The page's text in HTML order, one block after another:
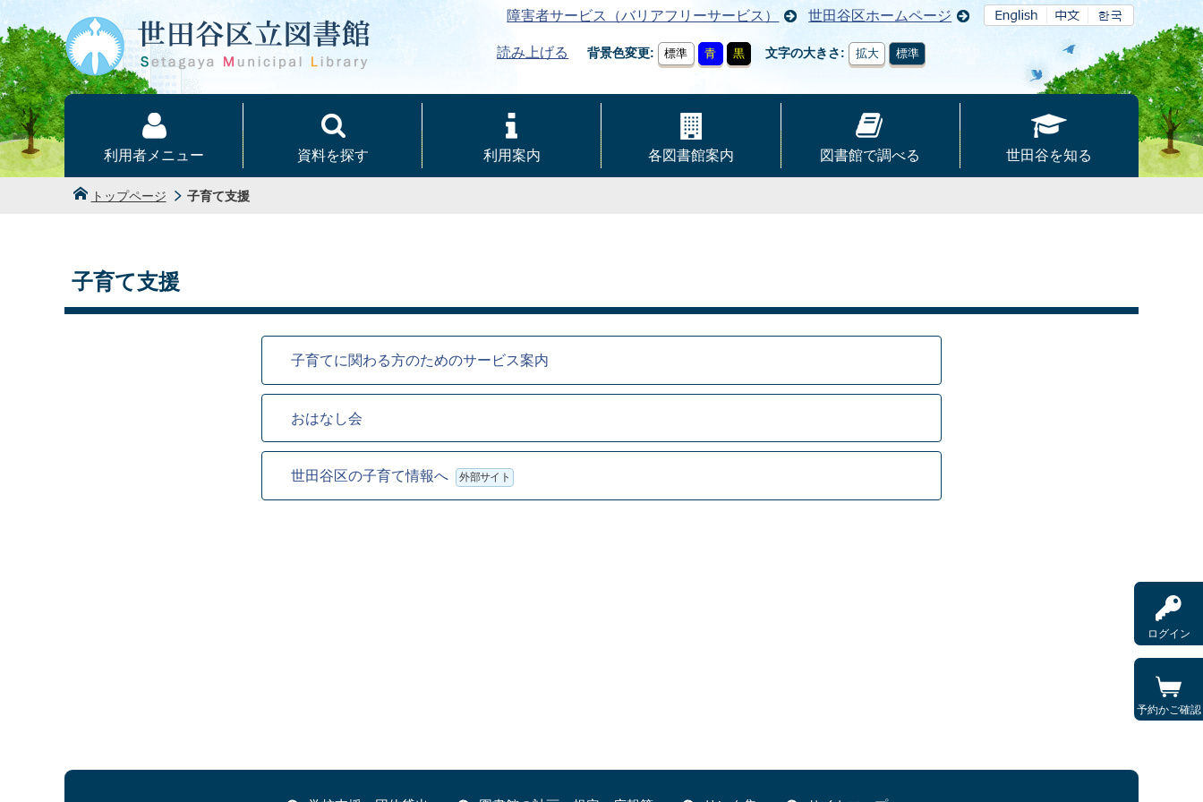
本文へ
障害者サービス（バリアフリーサービス） 世田谷区ホームページ
読み上げる 背景色変更 標準 青 黒 文字の大きさ 拡大 標準
ログイン
予約かご確認
利用者メニュー 資料を探す 利用案内 各図書館案内 図書館で調べる 世田谷を知る
トップページ 子育て支援
子育て支援
子育てに関わる方のためのサービス案内
おはなし会
世田谷区の子育て情報へ 外部サイト